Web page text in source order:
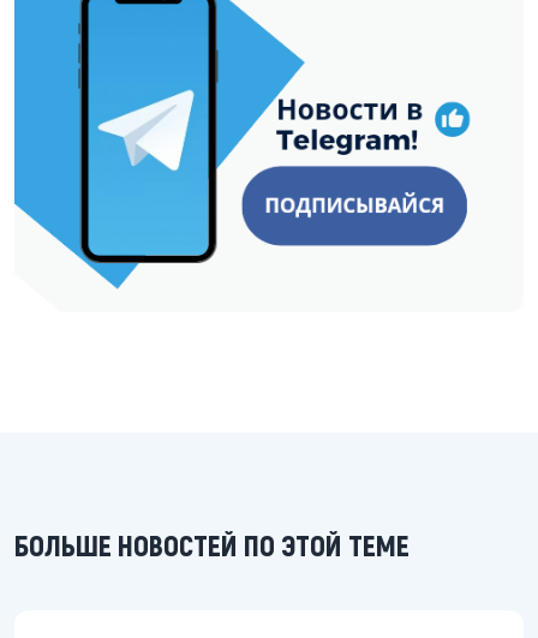
БОЛЬШЕ НОВОСТЕЙ ПО ЭТОЙ ТЕМЕ